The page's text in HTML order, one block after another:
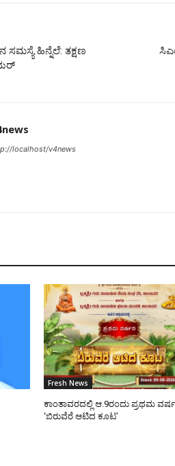
ಸಮಸ್ಯೆ ಹಿನ್ನೆಲೆ: ತಕ್ಷಣ
localhost/v4news
Fresh News
ಕಾಂತಾವರದಲ್ಲಿ ಆ.9ರಂದು ಪ್ರಥಮ
‘ಬಿರುವೆರೆ ಆಟಿದ ಕೂಟ’